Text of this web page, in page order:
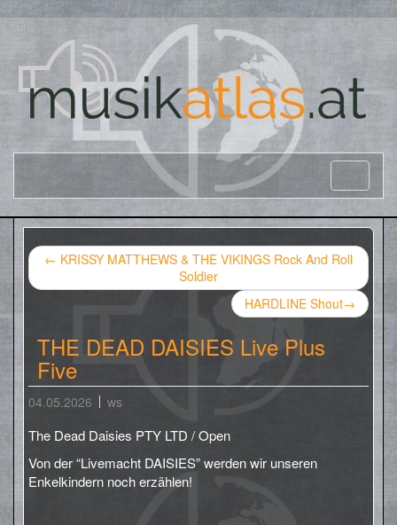
← KRISSY MATTHEWS & THE VIKINGS Rock And Roll
Soldier
HARDLINE Shout→
THE DEAD DAISIES Live Plus
Five
04.05.2026 ws
The Dead Daisies PTY LTD / Open
Von der “Livemacht DAISIES” werden wir unseren
Enkelkindern noch erzählen!